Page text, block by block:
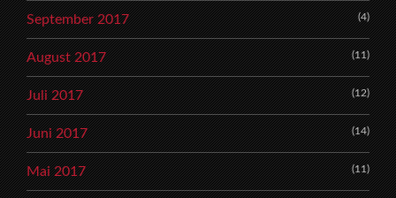
September 2017 (4)
August 2017 (11)
Juli 2017 (12)
Juni 2017 (14)
Mai 2017 (11)